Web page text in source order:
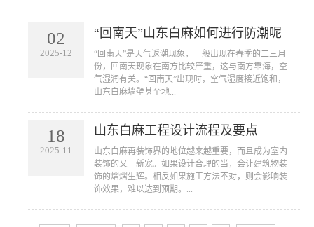
02
2025-12
“回南天”山东白麻如何进行防潮呢
“回南天”是天气返潮现象，一般出现在春季的二三月
份，回南天现象在南方比较严重，这与南方靠海，空
气湿润有关。“回南天”出现时，空气湿度接近饱和，
山东白麻墙壁甚至地...
18
2025-11
山东白麻工程设计流程及要点
山东白麻再装饰界的地位越来越重要，而且成为室内
装饰的又一新宠。如果设计合理的当，会让建筑物装
饰的熠熠生辉。相反如果施工方法不对，则会影响装
饰效果，难以达到预期。...